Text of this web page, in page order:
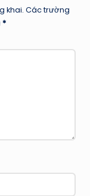
khai. Các trường
*